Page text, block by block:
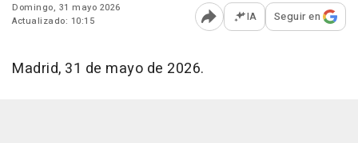
Domingo, 31 mayo 2026
Actualizado: 10:15
Abrir opciones para
IA Seguir en
Madrid, 31 de mayo de 2026.